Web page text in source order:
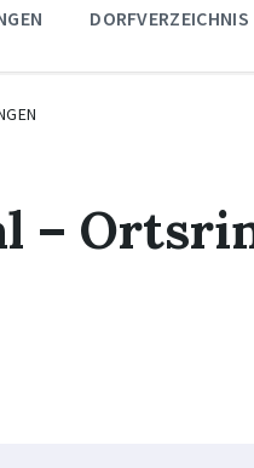
DORFVERZEICHNIS
–